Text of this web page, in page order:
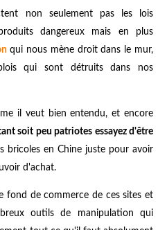
non seulement pas les lois
dangereux mais en plus
qui nous mène droit dans le mur,
qui sont détruits dans nos
il veut bien entendu, et encore
soit peu patriotes essayez d'être
bricoles en Chine juste pour avoir
d'achat.
fond de commerce de ces sites et
outils de manipulation qui